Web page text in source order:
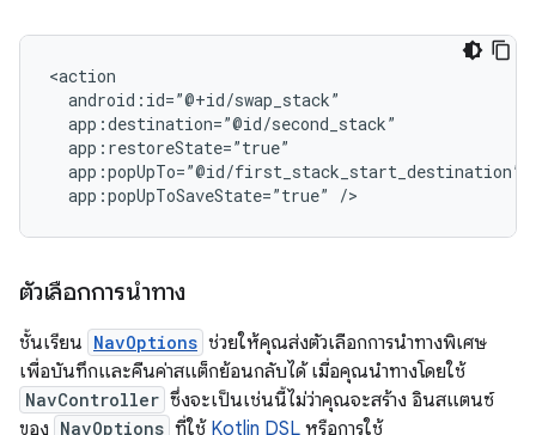
app:popUpToSaveState=”true”
ตัวเลือกการนำทาง
ชั้นเรียน NavOptions ช่วยให้คุณส่งตัวเลือกการนำทางพิเศษ
เพื่อบันทึกและคืนค่าสแต็กย้อนกลับได้ เมื่อคุณนำทางโดยใช้
NavController ซึ่งจะเป็นเช่นนี้ไม่ว่าคุณจะสร้าง อินสแตนซ์
ของ NavOptions ที่ใช้ Kotlin DSL หรือการใช้